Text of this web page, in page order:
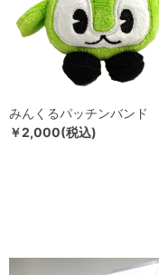
みんくるパッチンバンド
￥2,000(税込)